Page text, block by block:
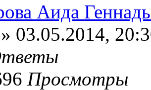
Аида
» 03.05.2014,
Просмотры